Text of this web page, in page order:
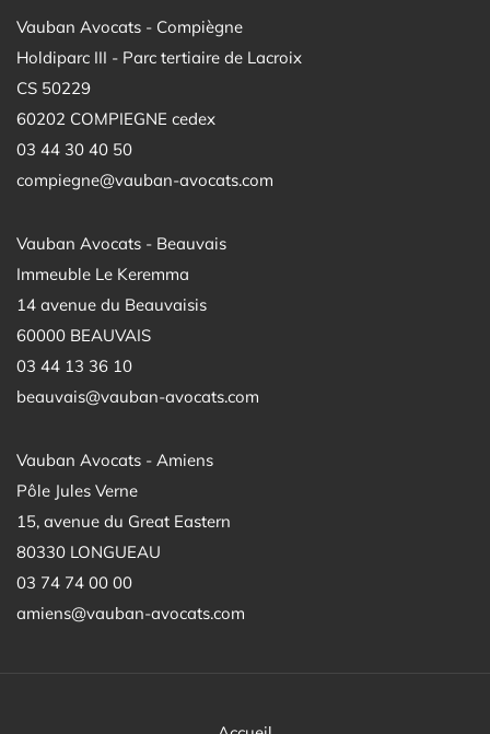
Vauban Avocats - Compiègne
Holdiparc III - Parc tertiaire de Lacroix
CS 50229
60202 COMPIEGNE cedex
03 44 30 40 50
compiegne@vauban-avocats.com
Vauban Avocats - Beauvais
Immeuble Le Keremma
14 avenue du Beauvaisis
60000 BEAUVAIS
03 44 13 36 10
beauvais@vauban-avocats.com
Vauban Avocats - Amiens
Pôle Jules Verne
15, avenue du Great Eastern
80330 LONGUEAU
03 74 74 00 00
amiens@vauban-avocats.com